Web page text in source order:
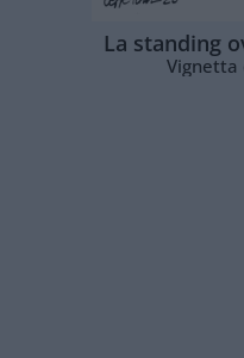
La standing
Vignetta